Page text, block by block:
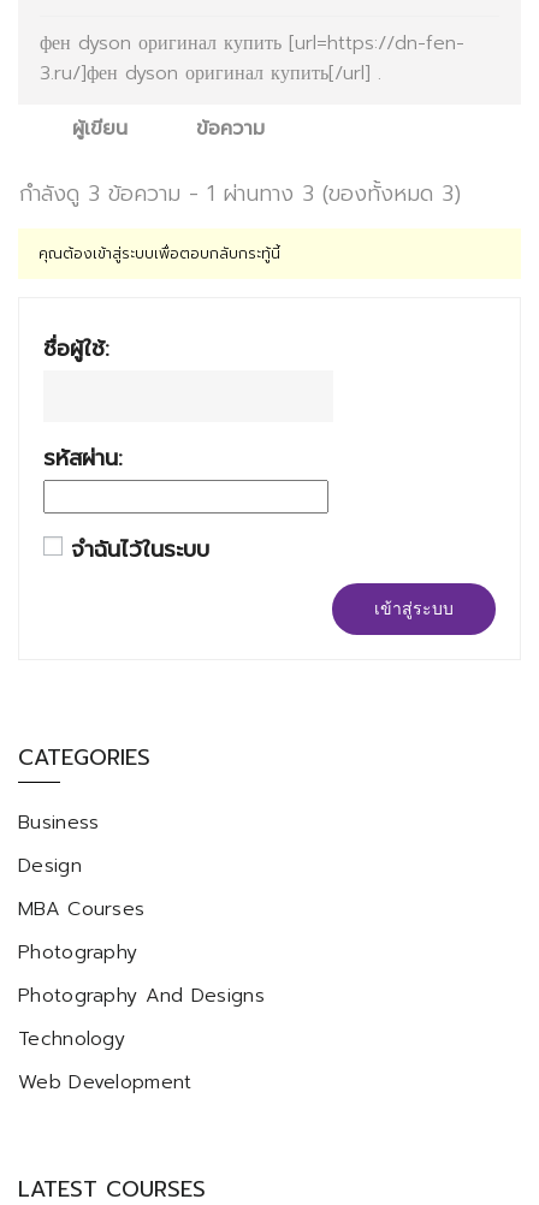
фен dyson оригинал купить [url=https://dn-fen-
3.ru/]фен dyson оригинал купить[/url] .
ผู้เขียน
ข้อความ
กำลังดู 3 ข้อความ - 1 ผ่านทาง 3 (ของทั้งหมด 3)
คุณต้องเข้าสู่ระบบเพื่อตอบกลับกระทู้นี้
ชื่อผู้ใช้:
รหัสผ่าน:
จำฉันไว้ในระบบ
เข้าสู่ระบบ
CATEGORIES
Business
Design
MBA Courses
Photography
Photography And Designs
Technology
Web Development
LATEST COURSES